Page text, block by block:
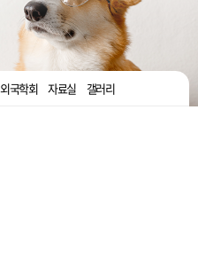
외국학회 자료실 갤러리